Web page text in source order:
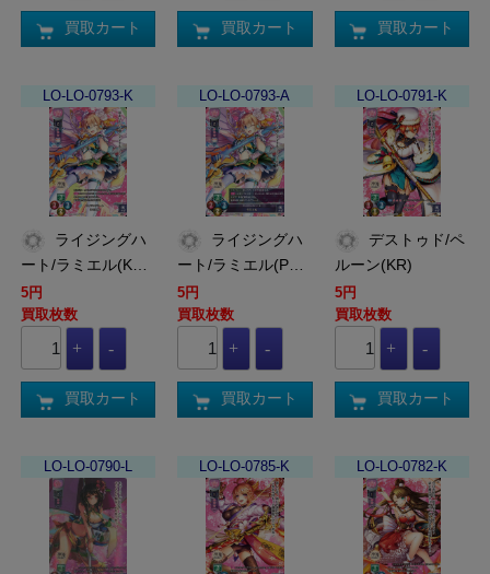
買取カート 買取カート 買取カート
LO-LO-0793-K
ート/ラミエル(K…
5円
買取枚数
買取カート
LO-LO-0793-A
ート/ラミエル(P…
5円
買取枚数
買取カート
LO-LO-0791-K
ルーン(KR)
5円
買取枚数
買取カート
LO-LO-0790-L LO-LO-0785-K LO-LO-0782-K